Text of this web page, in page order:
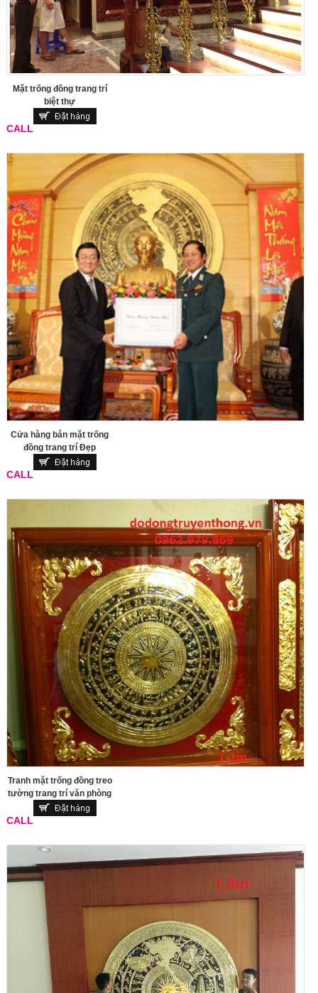
Mặt trống đồng trang trí
biệt thự
CALL
Cửa hàng bán mặt trống
đồng trang trí Đẹp
CALL
Tranh mặt trống đồng treo
tường trang trí văn phòng
CALL